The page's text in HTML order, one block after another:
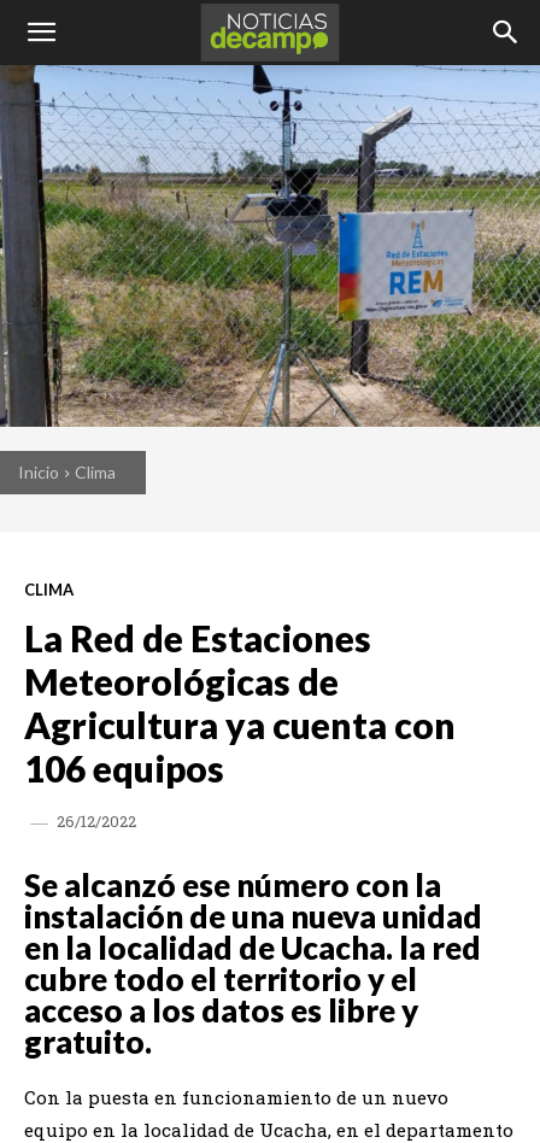
Inicio Clima
CLIMA
La Red de Estaciones
Meteorológicas de
Agricultura ya cuenta con
106 equipos
26/12/2022
Se alcanzó ese número con la
instalación de una nueva unidad
en la localidad de Ucacha. la red
cubre todo el territorio y el
acceso a los datos es libre y
gratuito.
Con la puesta en funcionamiento de un nuevo
equipo en la localidad de Ucacha, en el departamento